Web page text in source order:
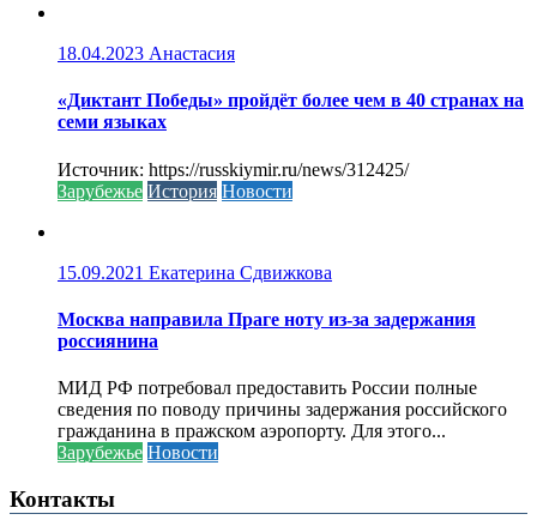
18.04.2023 Анастасия
«Диктант Победы» пройдёт более чем в 40 странах на
семи языках
Источник: https://russkiymir.ru/news/312425/
Зарубежье История Новости
15.09.2021 Екатерина Сдвижкова
Москва направила Праге ноту из-за задержания
россиянина
МИД РФ потребовал предоставить России полные
сведения по поводу причины задержания российского
гражданина в пражском аэропорту. Для этого...
Зарубежье Новости
Контакты